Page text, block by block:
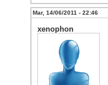
Mar, 14/06/2011 - 22:46
xenophon